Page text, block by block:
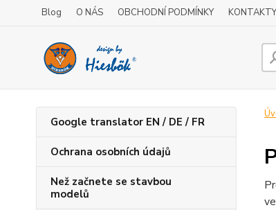
Blog O NÁS OBCHODNÍ PODMÍNKY KONTAKTY
Google translator EN / DE / FR
Ochrana osobních údajů
Než začnete se stavbou
modelů